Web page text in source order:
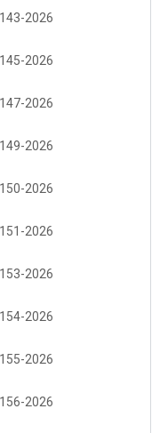
143-2026
145-2026
147-2026
149-2026
150-2026
151-2026
153-2026
154-2026
155-2026
156-2026